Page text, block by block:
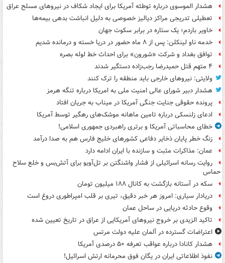
هشدار الموسوی درباره توطئه آمریکا برای ایجاد شکاف در نیروهای مسلح عراق
تعطیلی تدریجی مراکز دیالیز خصوصی به دلیل انباشت بدهی بیمه‌ها
خاویر باردم؛ یک ستاره در برابر سکوت جهان
خدمه ناو لینکلن: پس از ۸ ماه حضور در دریا خسته و درمانده‌ شدیم
توافق بغداد و شرکت «شورون» برای احداث خط لوله بصره
۴ متهم قتل حمیدرضا رجب‌زاده دستگیر شدند
ولایتی: نیروهای خارجی باید منطقه را ترک کنند
هشدار دبیر شورای عالی امنیت ملی به امریکا درباره تنگه هرمز
پرونده حقوقی جنایت جنگی آمریکا در میناب به جریان افتاد
ادعای زلنسکی درباره تامین ماهانه موشک‌های رهگیر توسط آمریکا
خطای محاسباتی آمریکا و برتری راهبردی جمهوری اسلامی!
زنگ خطر پایان ذخایر دفاعی کشورهای خلیج فارس هم به صدا درآمد
عمان: مذاکرات مثبت و سازنده با ایران ادامه دارد
روایت رسانه اسرائیلی از فشار واشنگتن بر تل‌آویو برای آتش‌بس و خلع سلاح
حماس
سکه در آستانه بازگشت به کانال ۱۸۸ میلیون تومان
دریادار سیاری: امروز هر خبر دقیق، تیری بر قلب امپراطوری دروغ است
وقوع حادثه دریایی در ساحل عمان
تاکید الزیدی بر خروج نیروهای آمریکایی از عراق در تاریخ تعیین شده
اعتراضات گسترده در آلمان علیه دولت مرتس
هشدار کانادا درباره عواقب تعرفه ۵۰ درصدی آمریکا
نفوذ اطلاعاتی ایران در یگان فوق محرمانه ارتش اسرائیل!